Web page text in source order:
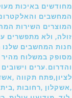
מחודשים באיכות
המחשבים
המוצרים השירות
זולה, ולא מתפשרים
חנות המחשבים שלנו
מסופק במשלוח מהיר
והדרום.ערים
לציון,פתח תקווה
,אשקלון ,רחובות